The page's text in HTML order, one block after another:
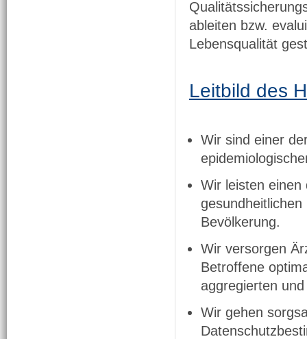
ableiten bzw.
Lebensqualität
Leitbild des
Wir sind einer
Wir leisten einen
Bevölkerung.
Wir versorgen
Betroffene
aggregierten
Wir gehen